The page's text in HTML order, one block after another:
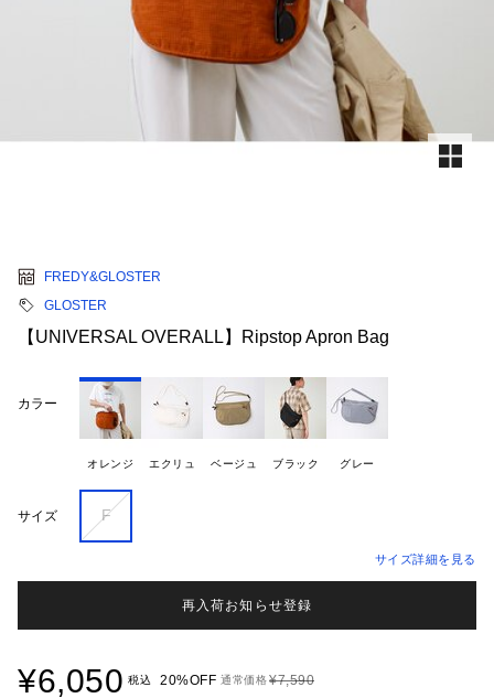
FREDY&GLOSTER
GLOSTER
【UNIVERSAL OVERALL】Ripstop Apron Bag
カラー
オレンジ エクリュ ベージュ ブラック グレー
サイズ F
サイズ詳細を見る
再入荷お知らせ登録
¥6,050 税込 20%OFF 通常価格¥7,590